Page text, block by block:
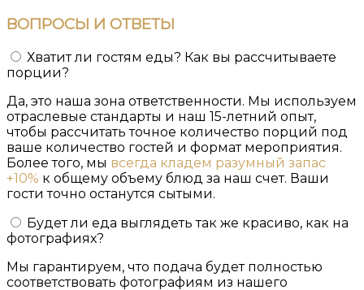
ВОПРОСЫ И ОТВЕТЫ
Хватит ли гостям еды? Как вы рассчитываете
порции?
Да, это наша зона ответственности. Мы используем
отраслевые стандарты и наш 15-летний опыт,
чтобы рассчитать точное количество порций под
ваше количество гостей и формат мероприятия.
Более того, мы всегда кладем разумный запас
+10% к общему объему блюд за наш счет. Ваши
гости точно останутся сытыми.
Будет ли еда выглядеть так же красиво, как на
фотографиях?
Мы гарантируем, что подача будет полностью
соответствовать фотографиям из нашего